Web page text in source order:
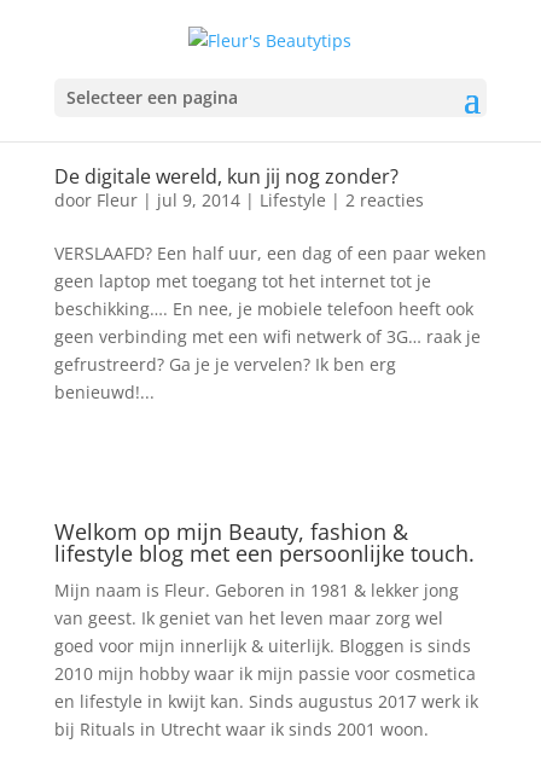
Selecteer een pagina
De digitale wereld, kun jij nog zonder?
door Fleur| jul 9, 2014| Lifestyle | 2 reacties
VERSLAAFD? Een half uur, een dag of een paar weken
geen laptop met toegang tot het internet tot je
beschikking…. En nee, je mobiele telefoon heeft ook
geen verbinding met een wifi netwerk of 3G… raak je
gefrustreerd? Ga je je vervelen? Ik ben erg
benieuwd!...
Welkom op mijn Beauty, fashion &
lifestyle blog met een persoonlijke touch.
Mijn naam is Fleur. Geboren in 1981 & lekker jong
van geest. Ik geniet van het leven maar zorg wel
goed voor mijn innerlijk & uiterlijk. Bloggen is sinds
2010 mijn hobby waar ik mijn passie voor cosmetica
en lifestyle in kwijt kan. Sinds augustus 2017 werk ik
bij Rituals in Utrecht waar ik sinds 2001 woon.